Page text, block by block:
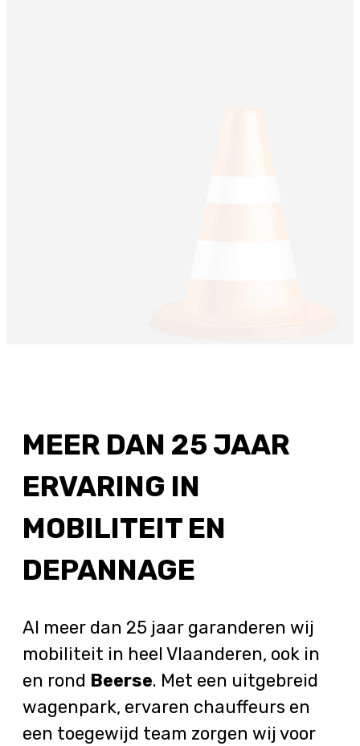
MEER DAN 25 JAAR
ERVARING IN
MOBILITEIT EN
DEPANNAGE
Al meer dan 25 jaar garanderen wij
mobiliteit in heel Vlaanderen, ook in
en rond Beerse. Met een uitgebreid
wagenpark, ervaren chauffeurs en
een toegewijd team zorgen wij voor